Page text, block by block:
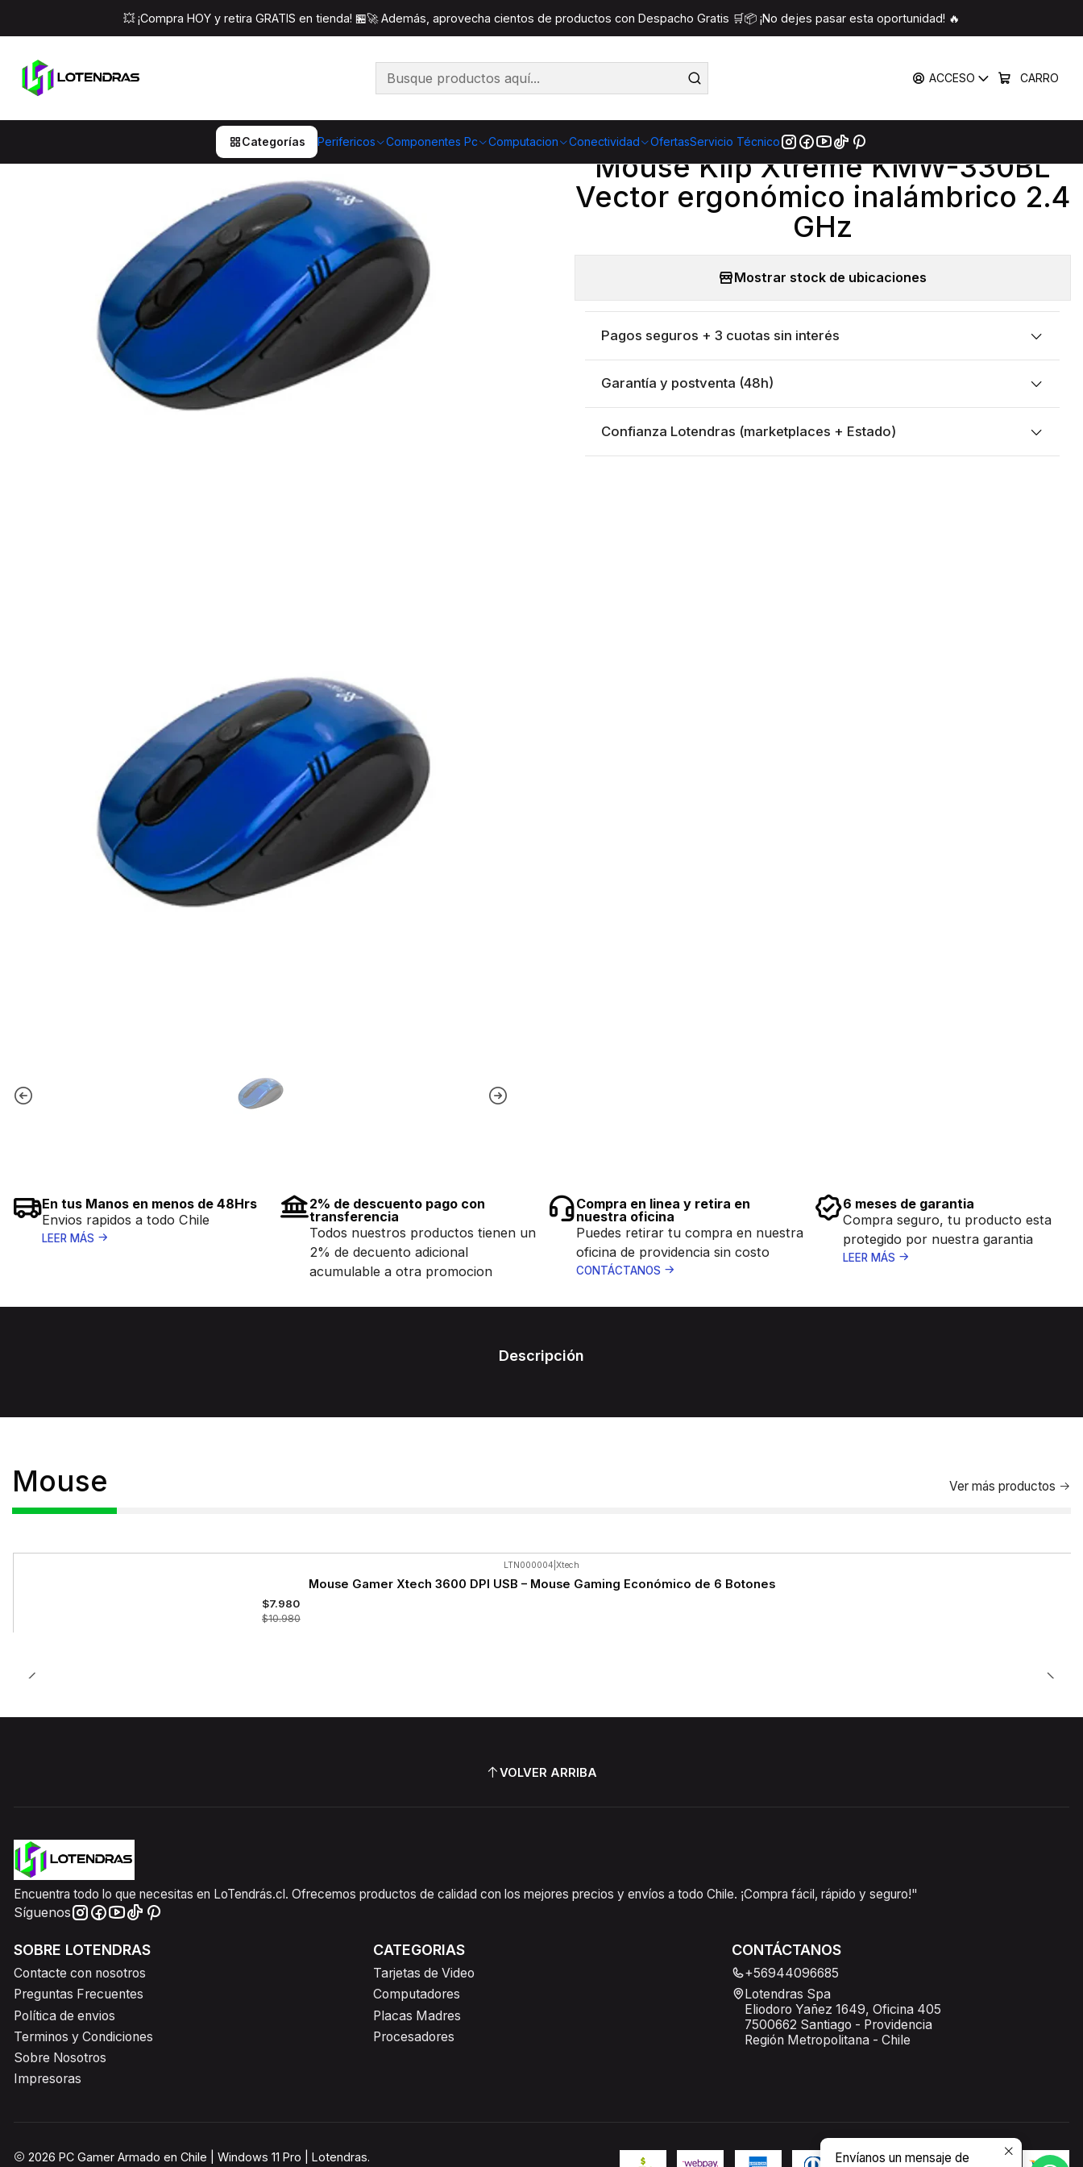
ACCESO CARRO
Categorías Perifericos Componentes Pc Computacion Conectividad OfertasServicio Técnico
💥 ¡Compra HOY y retira GRATIS en tienda! 🏪🚀 Además, aprovecha cientos de productos con Despacho Gratis 🛒📦 ¡No dejes pasar esta oportunidad! 🔥
Inicio Perifericos Mouse Mouse Klip Xtreme KMW-330BL Vector ergonómico inalámbrico 2.4 GHz
Cantidad
|
Mouse Klip Xtreme KMW-330BL
Vector ergonómico inalámbrico 2.4
GHz
Mostrar stock de ubicaciones
Pagos seguros + 3 cuotas sin interés
Garantía y postventa (48h)
Confianza Lotendras (marketplaces + Estado)
En tus Manos en menos de 48Hrs
Envios rapidos a todo Chile
LEER MÁS
2% de descuento pago con
transferencia
Todos nuestros productos tienen un
2% de decuento adicional
acumulable a otra promocion
Compra en linea y retira en
nuestra oficina
Puedes retirar tu compra en nuestra
oficina de providencia sin costo
CONTÁCTANOS
6 meses de garantia
Compra seguro, tu producto esta
protegido por nuestra garantia
LEER MÁS
Descripción
Mouse Ver más productos
LTN000004 Xtech
Mouse Gamer Xtech 3600 DPI USB – Mouse Gaming Económico de 6 Botones
$7.980
$10.980
VOLVER ARRIBA
Encuentra todo lo que necesitas en LoTendrás.cl. Ofrecemos productos de calidad con los mejores precios y envíos a todo Chile. ¡Compra fácil, rápido y seguro!"
Síguenos
SOBRE LOTENDRAS
Contacte con nosotros
Preguntas Frecuentes
Política de envios
Terminos y Condiciones
Sobre Nosotros
Impresoras
CATEGORIAS
Tarjetas de Video
Computadores
Placas Madres
Procesadores
CONTÁCTANOS
+56944096685
Lotendras Spa
Eliodoro Yañez 1649, Oficina 405
7500662 Santiago - Providencia
Región Metropolitana - Chile
2026 PC Gamer Armado en Chile | Windows 11 Pro | Lotendras. Envíanos un mensaje de